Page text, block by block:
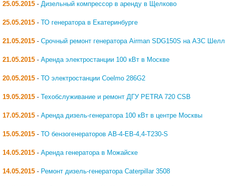
25.05.2015 - Дизельный компрессор в аренду в Щелково
25.05.2015 - ТО генератора в Екатеринбурге
21.05.2015 - Срочный ремонт генератора Airman SDG150S на АЗС Шелл
21.05.2015 - Аренда электростанции 100 кВт в Москве
20.05.2015 - ТО электростанции Coelmo 286G2
19.05.2015 - Техобслуживание и ремонт ДГУ PETRA 720 CSB
17.05.2015 - Аренда дизель-генератора 100 кВт в центре Москвы
15.05.2015 - ТО бензогенераторов АВ-4-ЕВ-4,4-Т230-S
14.05.2015 - Аренда генератора в Можайске
14.05.2015 - Ремонт дизель-генератора Caterpillar 3508